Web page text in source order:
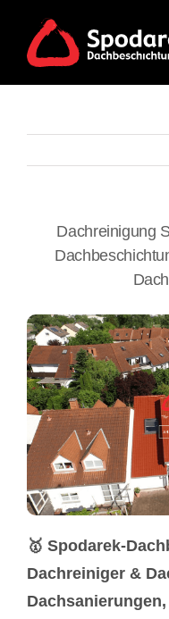
content
Dachreinigung
🥇 Spodarek-
Dachreiniger &